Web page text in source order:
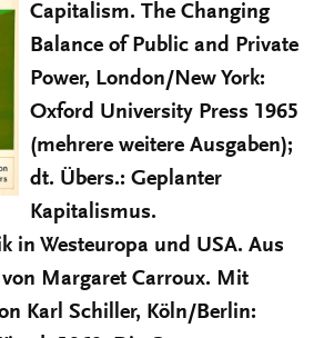
Capitalism. The Changing
Balance of Public and Private
Power, London/New York:
Oxford University Press 1965
(mehrere weitere Ausgaben);
dt. Übers.: Geplanter
Kapitalismus.
in Westeuropa und USA. Aus
Margaret Carroux. Mit
Karl Schiller, Köln/Berlin: